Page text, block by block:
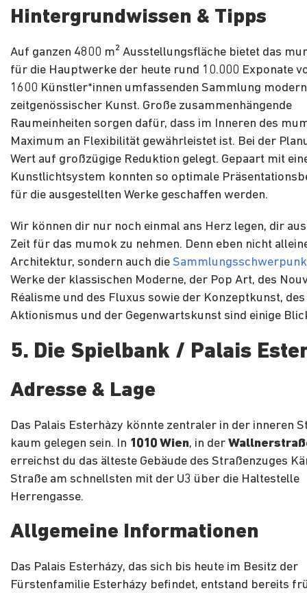
Hintergrundwissen & Tipps
Auf ganzen 4800 m² Ausstellungsfläche bietet das
für die Hauptwerke der heute rund 10.000 Exponate
1600 Künstler*innen umfassenden Sammlung
zeitgenössischer Kunst. Große zusammenhängende
Raumeinheiten sorgen dafür, dass im Inneren des
Maximum an Flexibilität gewährleistet ist. Bei der
Wert auf großzügige Reduktion gelegt. Gepaart mit
Kunstlichtsystem konnten so optimale
für die ausgestellten Werke geschaffen werden.
Wir können dir nur noch einmal ans Herz legen, dir
Zeit für das mumok zu nehmen. Denn eben nicht
Architektur, sondern auch die
Werke der klassischen Moderne, der Pop Art, des
Réalisme und des Fluxus sowie der Konzeptkunst, des
Aktionismus und der Gegenwartskunst sind einige
5. Die Spielbank / Palais
Adresse & Lage
Das Palais Esterhàzy könnte zentraler in der inneren
kaum gelegen sein. In 1010 Wien, in der
erreichst du das älteste Gebäude des Straßenzuges
Straße am schnellsten mit der U3 über die Haltestelle
Herrengasse.
Allgemeine Informationen
Das Palais Esterházy, das sich bis heute im Besitz der
Fürstenfamilie Esterházy befindet, entstand bereits